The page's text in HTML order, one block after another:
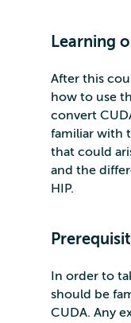
Learning
After this
how to use
convert
familiar with
that could
and the
HIP.
In order to
should be
CUDA. Any